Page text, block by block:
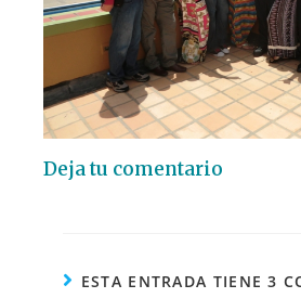
Deja tu comentario
ESTA ENTRADA TIENE 3